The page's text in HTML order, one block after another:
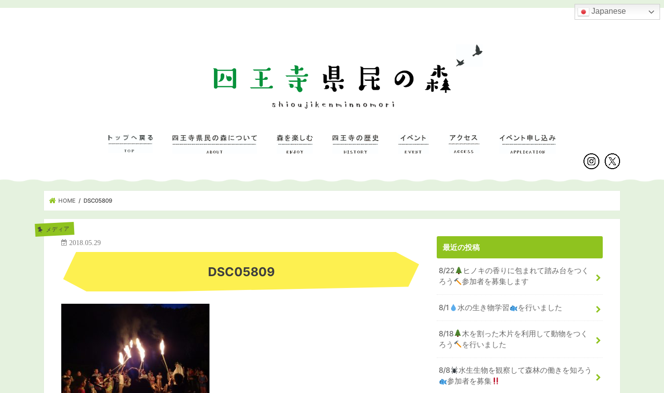
Japanese
HOME DSC05809
メディア
2018.05.29
DSC05809
最近の投稿
8/22
ヒノキの香りに包まれて踏み台をつく
ろう
参加者を募集します
8/1 水の生き物学習 を行いました
8/18
木を割った木片を利用して動物をつく
ろう
を行いました
8/8
水生生物を観察して森林の働きを知ろう
参加者を募集